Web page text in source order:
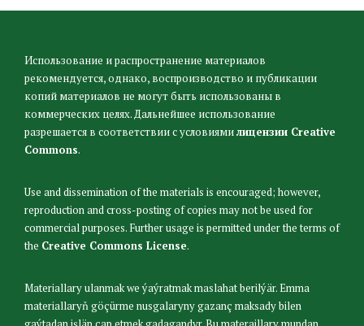
Использование и распространение материалов
рекомендуется, однако, воспроизводство и публикации
копий материалов не могут быть использованы в
коммерческих целях. Дальнейшее использование
разрешается в соответствии с условиямилицензии Creative
Commons.
Use and dissemination of the materials is encouraged; however,
reproduction and cross-posting of copies may not be used for
commercial purposes. Further usage is permitted under the terms of
the Creative Commons License.
Materiallary ulanmak we ýaýratmak maslahat berilýär. Emma
materiallaryň göçürme nusgalaryny gazanç maksady bilen